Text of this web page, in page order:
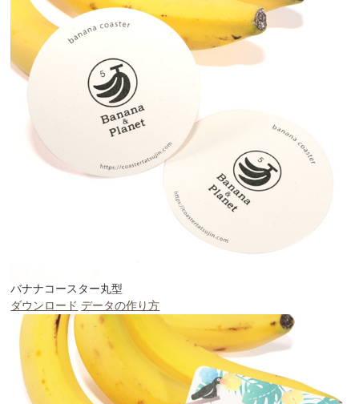
バナナコースター丸型
ダウンロード データの作り方